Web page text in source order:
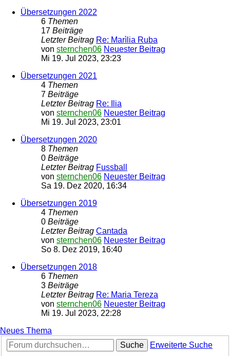
Übersetzungen 2022
6 Themen
17 Beiträge
Letzter Beitrag Re: Marìlia Ruba
von sternchen06 Neuester Beitrag
Mi 19. Jul 2023, 23:23
Übersetzungen 2021
4 Themen
7 Beiträge
Letzter Beitrag Re: Ilia
von sternchen06 Neuester Beitrag
Mi 19. Jul 2023, 23:01
Übersetzungen 2020
8 Themen
0 Beiträge
Letzter Beitrag Fussball
von sternchen06 Neuester Beitrag
Sa 19. Dez 2020, 16:34
Übersetzungen 2019
4 Themen
0 Beiträge
Letzter Beitrag Cantada
von sternchen06 Neuester Beitrag
So 8. Dez 2019, 16:40
Übersetzungen 2018
6 Themen
3 Beiträge
Letzter Beitrag Re: Maria Tereza
von sternchen06 Neuester Beitrag
Mi 19. Jul 2023, 22:28
Neues Thema
Suche
Erweiterte Suche